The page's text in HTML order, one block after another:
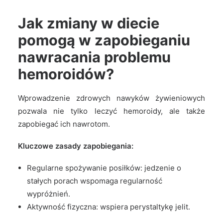
Jak zmiany w diecie
pomogą w zapobieganiu
nawracania problemu
hemoroidów?
Wprowadzenie zdrowych nawyków żywieniowych
pozwala nie tylko leczyć hemoroidy, ale także
zapobiegać ich nawrotom.
Kluczowe zasady zapobiegania:
Regularne spożywanie posiłków: jedzenie o
stałych porach wspomaga regularność
wypróżnień.
Aktywność fizyczna: wspiera perystaltykę jelit.